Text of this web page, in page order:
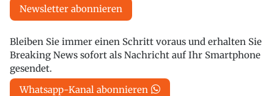
Newsletter abonnieren
Bleiben Sie immer einen Schritt voraus und erhalten Sie
Breaking News sofort als Nachricht auf Ihr Smartphone
gesendet.
Whatsapp-Kanal abonnieren